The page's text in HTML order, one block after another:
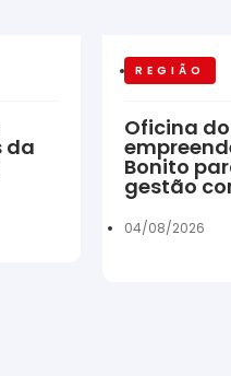
da
REGIÃO
Oficina
Bonito
gestão
04/08/2026